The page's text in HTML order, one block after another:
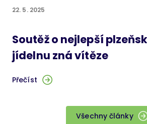
22. 5. 2025
Soutěž o nejlepší
jídelnu zná vítěze
Přečíst
Všechny články